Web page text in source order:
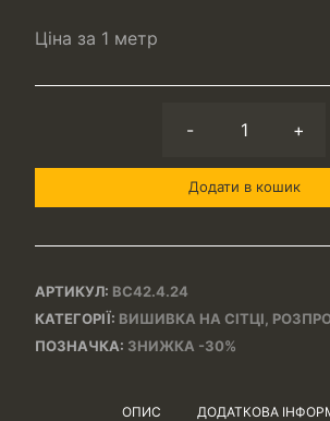
Ціна за 1 метр
- +
Додати в кошик
АРТИКУЛ: ВС42.4.24
КАТЕГОРІЇ: ВИШИВКА НА СІТЦІ,
ПОЗНАЧКА: ЗНИЖКА -30%
ОПИС ДОДАТКОВА